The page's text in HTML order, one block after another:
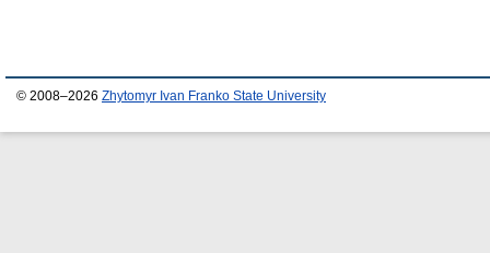
© 2008–2026 Zhytomyr Ivan Franko State University